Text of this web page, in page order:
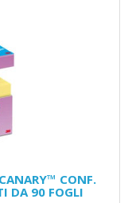
CONF.
DA 90 FOGLI